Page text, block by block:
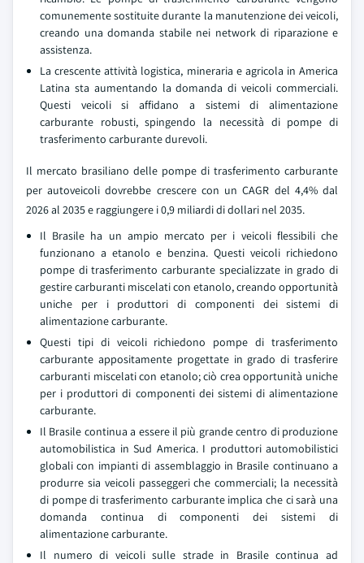
comunemente sostituite durante la manutenzione dei veicoli,
creando una domanda stabile nei network di riparazione e
assistenza.
La crescente attività logistica, mineraria e agricola in America
Latina sta aumentando la domanda di veicoli commerciali.
Questi veicoli si affidano a sistemi di alimentazione
carburante robusti, spingendo la necessità di pompe di
trasferimento carburante durevoli.
Il mercato brasiliano delle pompe di trasferimento carburante
per autoveicoli dovrebbe crescere con un CAGR del 4,4% dal
2026 al 2035 e raggiungere i 0,9 miliardi di dollari nel 2035.
Il Brasile ha un ampio mercato per i veicoli flessibili che
funzionano a etanolo e benzina. Questi veicoli richiedono
pompe di trasferimento carburante specializzate in grado di
gestire carburanti miscelati con etanolo, creando opportunità
uniche per i produttori di componenti dei sistemi di
alimentazione carburante.
Questi tipi di veicoli richiedono pompe di trasferimento
carburante appositamente progettate in grado di trasferire
carburanti miscelati con etanolo; ciò crea opportunità uniche
per i produttori di componenti dei sistemi di alimentazione
carburante.
Il Brasile continua a essere il più grande centro di produzione
automobilistica in Sud America. I produttori automobilistici
globali con impianti di assemblaggio in Brasile continuano a
produrre sia veicoli passeggeri che commerciali; la necessità
di pompe di trasferimento carburante implica che ci sarà una
domanda continua di componenti dei sistemi di
alimentazione carburante.
Il numero di veicoli sulle strade in Brasile continua ad